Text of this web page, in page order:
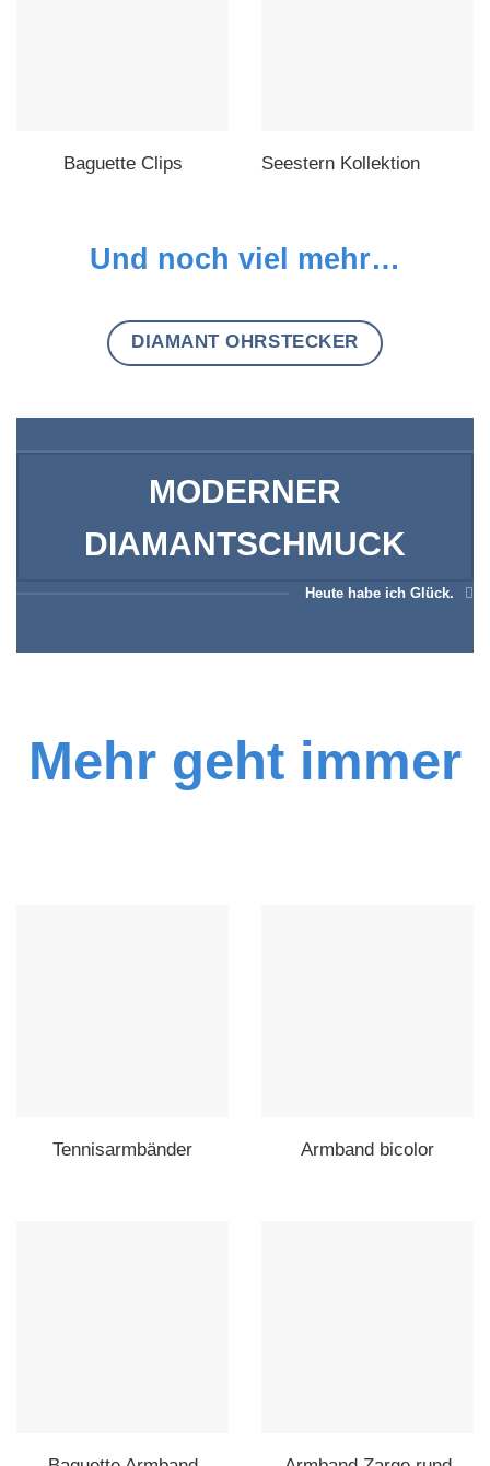
Baguette Clips Seestern Kollektion
Und noch viel mehr…
DIAMANT OHRSTECKER
MODERNER
DIAMANTSCHMUCK
Heute habe ich Glück.
Mehr geht immer
Tennisarmbänder Armband bicolor